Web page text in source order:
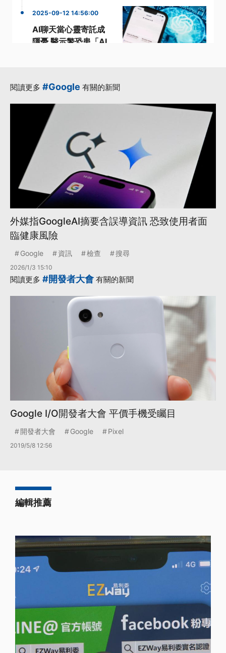
2025-09-12 14:56:00
AI聊天當心靈寄託成
隱憂 醫示警恐患「AI
更多...
閱讀更多 #Google 有關的新聞
外媒指GoogleAI摘要含誤導資訊 恐致使用者面
臨健康風險
Google 資訊 檢查 搜尋
2026/1/3 15:10
閱讀更多 #開發者大會 有關的新聞
Google I/O開發者大會 平價手機受矚目
開發者大會 Google Pixel
2019/5/8 12:56
編輯推薦